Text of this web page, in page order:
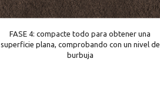
FASE 4: compacte todo para obtener una
superficie plana, comprobando con un nivel de
burbuja